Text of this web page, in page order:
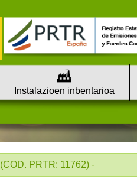
Instalazioen inbentarioa
PRTR: 11762) -